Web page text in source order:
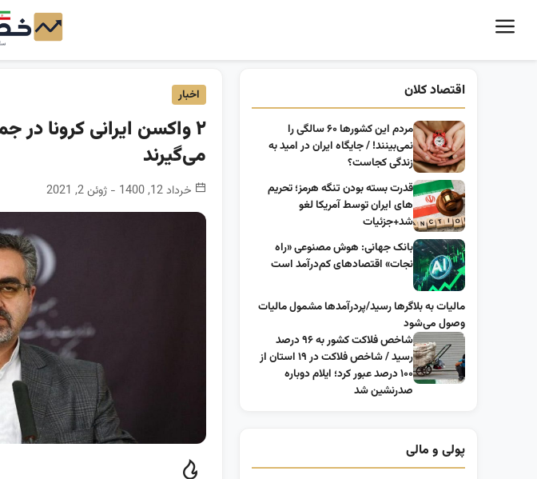
اقتصاد کلان
مردم این کشورها ۶۰ سالگی را
نمی‌بینند! / جایگاه ایران در امید به
زندگی کجاست؟
قدرت بسته بودن تنگه هرمز؛ تحریم
های ایران توسط آمریکا لغو
شد+جزئیات
بانک جهانی: هوش مصنوعی «راه
نجات» اقتصادهای کم‌درآمد است
مالیات به بلاگرها رسید/پردرآمدها مشمول مالیات
وصول می‌شود
شاخص فلاکت کشور به ۹۶ درصد
رسید / شاخص فلاکت در ۱۹ استان از
۱۰۰ درصد عبور کرد؛ ایلام دوباره
صدرنشین شد
پولی و مالی
اخبار
می‌گیرند
خرداد 12, 1400 - ژوئن 2, 2021